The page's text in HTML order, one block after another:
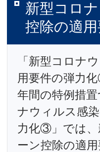
新型コロ
控除の適
「新型コロナ
用要件の弾力
年間の特例措
ナウィルス感
力化③」では、
ーン控除の適